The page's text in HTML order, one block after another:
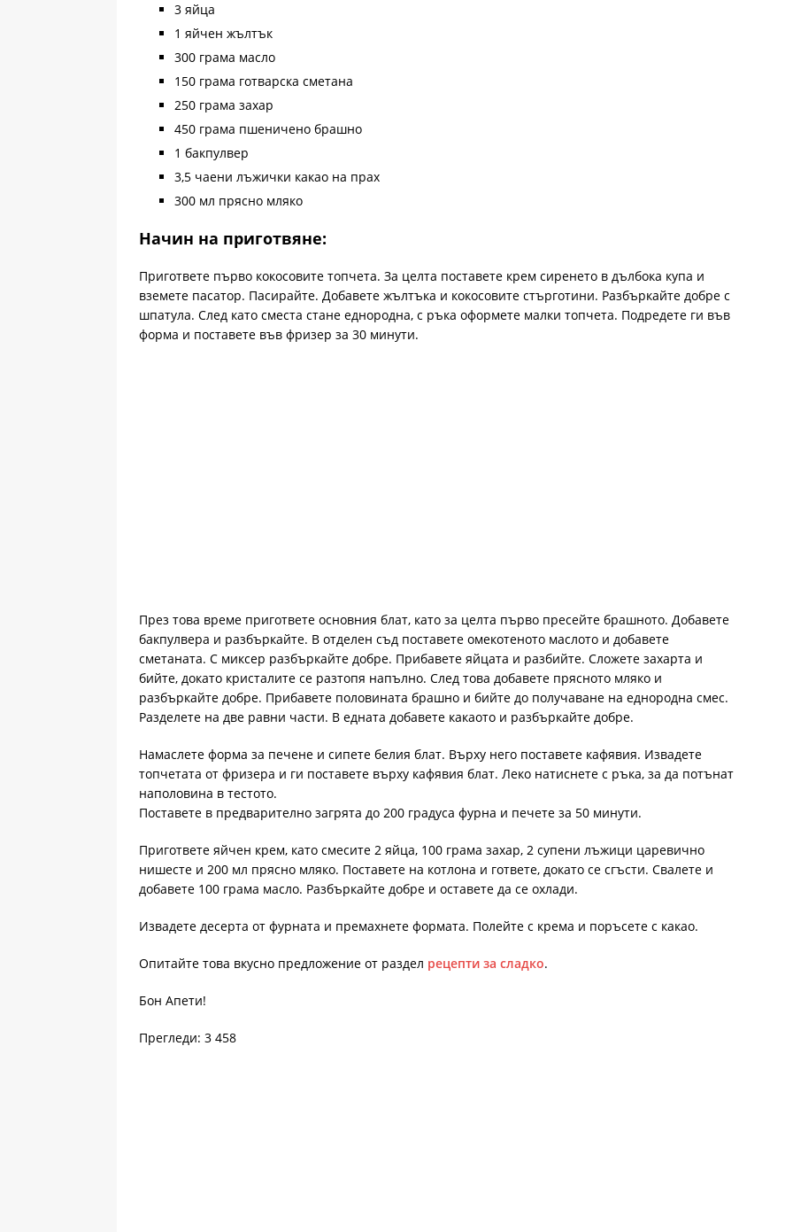
3 яйца
1 яйчен жълтък
300 грама масло
150 грама готварска сметана
250 грама захар
450 грама пшеничено брашно
1 бакпулвер
3,5 чаени лъжички какао на прах
300 мл прясно мляко
Начин на приготвяне:
Пригответе първо кокосовите топчета. За целта поставете крем сиренето в дълбока купа и
вземете пасатор. Пасирайте. Добавете жълтъка и кокосовите стърготини. Разбъркайте добре с
шпатула. След като сместа стане еднородна, с ръка оформете малки топчета. Подредете ги във
форма и поставете във фризер за 30 минути.
През това време пригответе основния блат, като за целта първо пресейте брашното. Добавете
бакпулвера и разбъркайте. В отделен съд поставете омекотеното маслото и добавете
сметаната. С миксер разбъркайте добре. Прибавете яйцата и разбийте. Сложете захарта и
бийте, докато кристалите се разтопя напълно. След това добавете прясното мляко и
разбъркайте добре. Прибавете половината брашно и бийте до получаване на еднородна смес.
Разделете на две равни части. В едната добавете какаото и разбъркайте добре.
Намаслете форма за печене и сипете белия блат. Върху него поставете кафявия. Извадете
топчетата от фризера и ги поставете върху кафявия блат. Леко натиснете с ръка, за да потънат
наполовина в тестото.
Поставете в предварително загрята до 200 градуса фурна и печете за 50 минути.
Пригответе яйчен крем, като смесите 2 яйца, 100 грама захар, 2 супени лъжици царевично
нишесте и 200 мл прясно мляко. Поставете на котлона и гответе, докато се сгъсти. Свалете и
добавете 100 грама масло. Разбъркайте добре и оставете да се охлади.
Извадете десерта от фурната и премахнете формата. Полейте с крема и поръсете с какао.
Опитайте това вкусно предложение от раздел рецепти за сладко.
Бон Апети!
Прегледи: 3 458